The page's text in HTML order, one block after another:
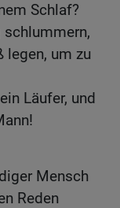
Schlaf?
schlummern,
legen, um zu
Läufer, und
Mensch
Reden